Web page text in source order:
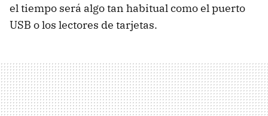
el tiempo será algo tan habitual como el puerto
USB o los lectores de tarjetas.